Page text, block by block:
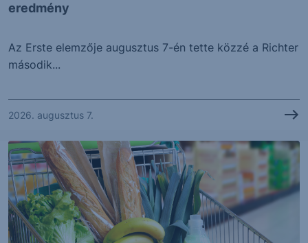
eredmény
Az Erste elemzője augusztus 7-én tette közzé a Richter
második...
2026. augusztus 7.